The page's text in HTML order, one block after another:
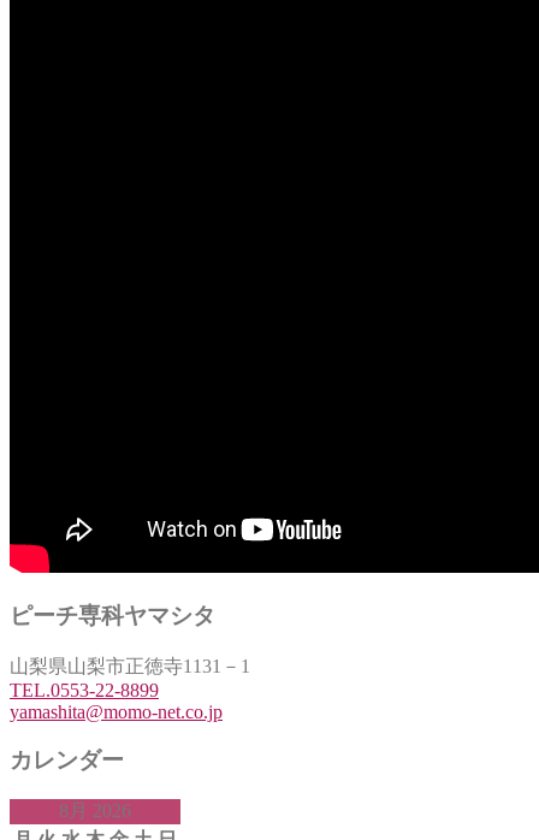
ピーチ専科ヤマシタ
山梨県山梨市正徳寺1131－1
TEL.0553-22-8899
yamashita@momo-net.co.jp
カレンダー
8月 2026